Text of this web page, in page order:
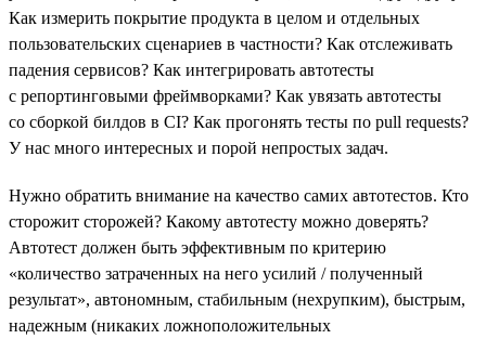
Как измерить покрытие продукта в целом и отдельных
пользовательских сценариев в частности? Как отслеживать
падения сервисов? Как интегрировать автотесты
с репортинговыми фреймворками? Как увязать автотесты
со сборкой билдов в CI? Как прогонять тесты по pull requests?
У нас много интересных и порой непростых задач.
Нужно обратить внимание на качество самих автотестов. Кто
сторожит сторожей? Какому автотесту можно доверять?
Автотест должен быть эффективным по критерию
«количество затраченных на него усилий / полученный
результат», автономным, стабильным (нехрупким), быстрым,
надежным (никаких ложноположительных